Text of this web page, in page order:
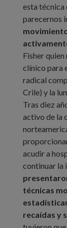
esta técnica
parecernos
Fisher
clínico para
radical
Crile) y la
Tras diez
activo de la
acudir a
continuar la
técnicas
recaídas y